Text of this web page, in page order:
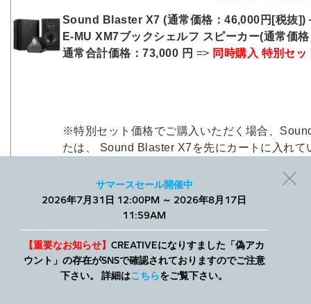
当社では、Webサイトでのエクスペリエンスを向上させ、パーソ
ナライズされたコンテンツを表示するために、小さなテキスト
ファイルであるCookieを使用します。すべてを許可することも、
個別に管理することもできます。
詳細 すべて許可
サマースセール開催中
2026年7月31日 12:00PM ～ 2026年8月17日
11:59AM
【重要なお知らせ】CREATIVEになりすました「偽アカ
ウント」の存在がSNSで確認されておりますのでご注意
下さい。 詳細はこちらをご覧下さい。
Sound Blaster X7 (通常価格：46,000円[税抜])
E-MU XM7ブックシェルフ スピーカー(通常価
通常合計価格：73,000 円 => 同時購入 特別セ
※特別セット価格でご購入いただく場合、
たは、 Sound Blaster X7を先にカートに入れ
※上記、セット販売は予告なく終了する場合が
お問い合わせ先